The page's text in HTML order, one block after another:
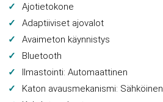
Ajotietokone
Adaptiiviset ajovalot
Avaimeton käynnistys
Bluetooth
Ilmastointi: Automaattinen
Katon avausmekanismi: Sähköinen